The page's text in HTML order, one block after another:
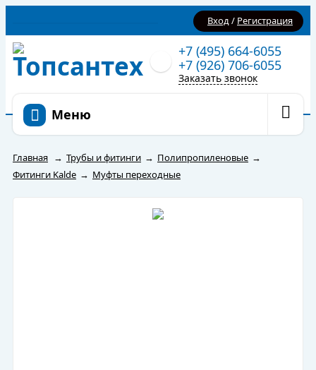
Вход/ Регистрация
+7 (495) 664-6055
+7 (926) 706-6055
Заказать звонок
Меню
Главная → Трубы и фитинги → Полипропиленовые →
Фитинги Kalde → Муфты переходные